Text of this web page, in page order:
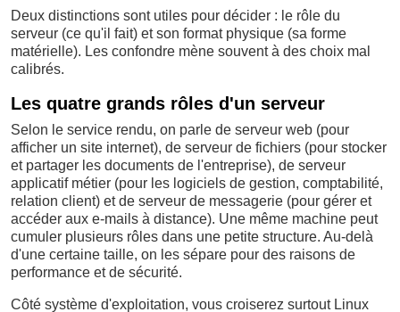
Deux distinctions sont utiles pour décider : le rôle du
serveur (ce qu'il fait) et son format physique (sa forme
matérielle). Les confondre mène souvent à des choix mal
calibrés.
Les quatre grands rôles d'un serveur
Selon le service rendu, on parle de serveur web (pour
afficher un site internet), de serveur de fichiers (pour stocker
et partager les documents de l'entreprise), de serveur
applicatif métier (pour les logiciels de gestion, comptabilité,
relation client) et de serveur de messagerie (pour gérer et
accéder aux e-mails à distance). Une même machine peut
cumuler plusieurs rôles dans une petite structure. Au-delà
d'une certaine taille, on les sépare pour des raisons de
performance et de sécurité.
Côté système d'exploitation, vous croiserez surtout Linux